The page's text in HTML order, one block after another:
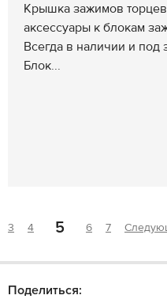
Крышка зажимов
аксессуары к блокам
Всегда в наличии и под
Блок...
3 4 5 6 7
Поделиться: